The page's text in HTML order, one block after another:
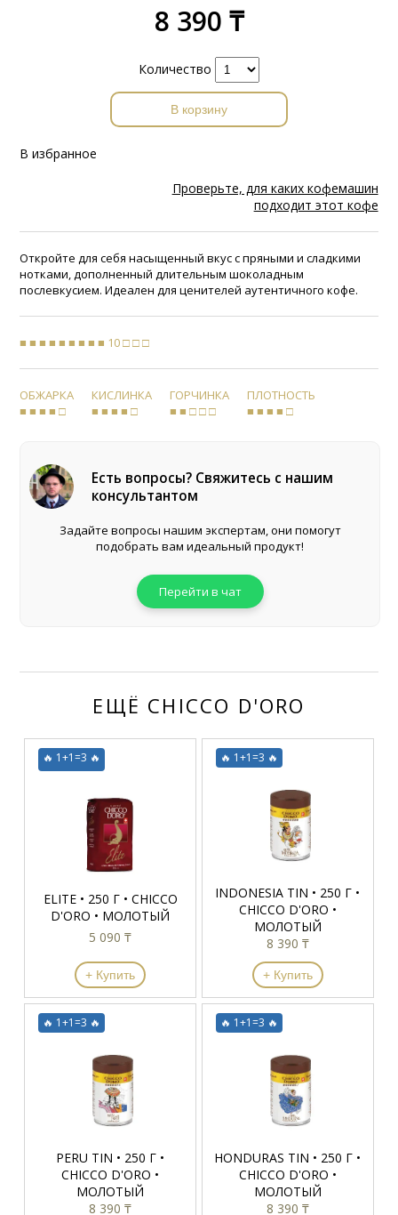
8 390 ₸
Количество
В корзину
В избранное
Проверьте, для каких кофемашин
подходит этот кофе
Откройте для себя насыщенный вкус с пряными и сладкими
нотками, дополненный длительным шоколадным
послевкусием. Идеален для ценителей аутентичного кофе.
■ ■ ■ ■ ■ ■ ■ ■ ■ 10 □ □ □
ОБЖАРКА
■ ■ ■ ■ □
КИСЛИНКА
■ ■ ■ ■ □
ГОРЧИНКА
■ ■ □ □ □
ПЛОТНОСТЬ
■ ■ ■ ■ □
Есть вопросы? Свяжитесь с нашим
консультантом
Задайте вопросы нашим экспертам, они помогут
подобрать вам идеальный продукт!
Перейти в чат
ЕЩЁ CHICCO D'ORO
🔥 1+1=3 🔥
ELITE • 250 Г • CHICCO
D'ORO • МОЛОТЫЙ
5 090 ₸
+ Купить
🔥 1+1=3 🔥
INDONESIA TIN • 250 Г •
CHICCO D'ORO •
МОЛОТЫЙ
8 390 ₸
+ Купить
🔥 1+1=3 🔥
PERU TIN • 250 Г •
CHICCO D'ORO •
МОЛОТЫЙ
8 390 ₸
🔥 1+1=3 🔥
HONDURAS TIN • 250 Г •
CHICCO D'ORO •
МОЛОТЫЙ
8 390 ₸